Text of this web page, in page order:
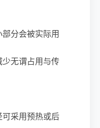
分会被实际用
无谓占用与传
采用预热或后